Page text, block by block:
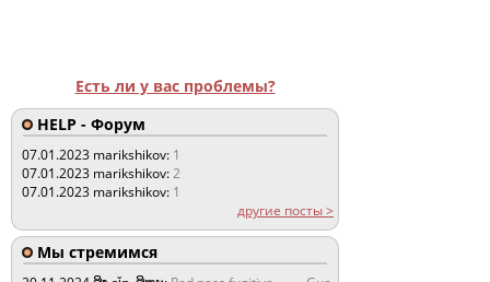
Есть ли у вас проблемы?
HELP - Форум
07.01.2023 marikshikov: 1
07.01.2023 marikshikov:2
07.01.2023 marikshikov: 1
другие посты >
Мы стремимся